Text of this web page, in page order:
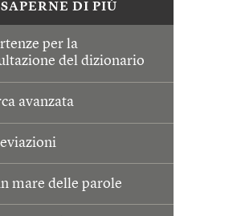
DI PIÙ
per la
del dizionario
avanzata
mare delle parole